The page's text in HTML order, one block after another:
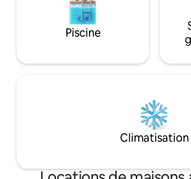
Piscine
Climatisation